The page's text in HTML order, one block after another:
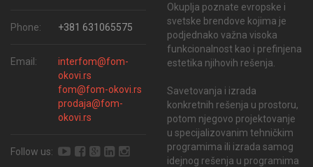
Phone: +381 631065575
Email:
interfom@fom-
okovi.rs
fom@fom-okovi.rs
prodaja@fom-
okovi.rs
Follow us:
Okuplja poznate evropske i
svetske brendove kojima je
podjednako važna visoka
funkcionalnost kao i prefinjena
estetika njihovih rešenja.
Savetovanja i izrada
konkretnih rešenja u prostoru,
potom njegovo projektovanje
u specijalizovanim tehničkim
programima ili izrada samog
idejnog rešenja u programima